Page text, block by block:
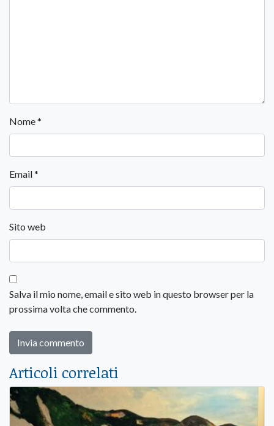
Nome*
Email*
Sito web
Salva il mio nome, email e sito web in questo browser per la
prossima volta che commento.
Articoli correlati